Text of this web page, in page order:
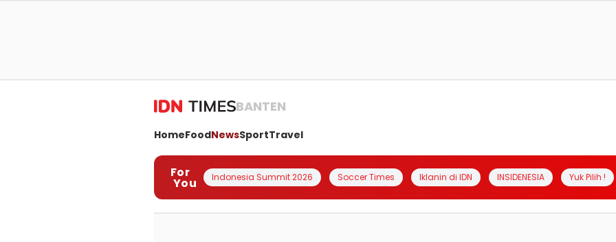
BANTEN
HomeFoodNewsSportTravel
For
You Indonesia Summit 2026 Soccer Times Iklanin di IDN INSIDENESIA Yuk Pilih !